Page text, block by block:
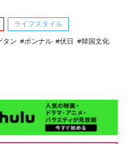
ライフスタイル
タン ポンナル 伏日 韓国文化